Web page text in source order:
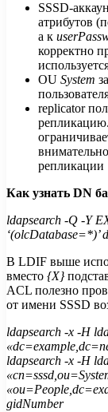
SSSD-
атрибутов
а к
корректно
OU System
replicator
репликации
Как узнать DN
ldapsearch -Q -Y
‘(olcDatabase=*)’
В LDIF выше
вместо {X}
ACL полезно
от имени SSSD
ldapsearch -x -H
ldapsearch -x -H
gidNumber